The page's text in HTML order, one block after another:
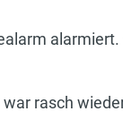
rasch